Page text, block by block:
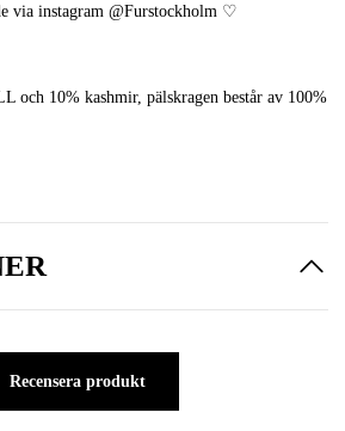
via instagram @Furstockholm ♡
och 10% kashmir, pälskragen består av 100%
Recensera produkt